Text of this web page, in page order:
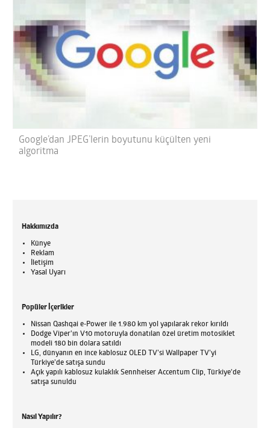
Google’dan JPEG’lerin boyutunu küçülten yeni
algoritma
Hakkımızda
Künye
Reklam
İletişim
Yasal Uyarı
Popüler İçerikler
Nissan Qashqai e-Power ile 1.980 km yol yapılarak rekor kırıldı
Dodge Viper'ın V10 motoruyla donatılan özel üretim motosiklet
modeli 180 bin dolara satıldı
LG, dünyanın en ince kablosuz OLED TV’si Wallpaper TV’yi
Türkiye’de satışa sundu
Açık yapılı kablosuz kulaklık Sennheiser Accentum Clip, Türkiye'de
satışa sunuldu
Nasıl Yapılır?